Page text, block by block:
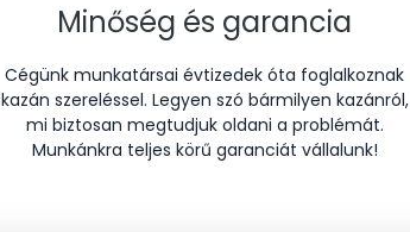
Minőség és garancia
Cégünk munkatársai évtizedek óta foglalkoznak
kazán szereléssel. Legyen szó bármilyen kazánról,
mi biztosan megtudjuk oldani a problémát.
Munkánkra teljes körű garanciát vállalunk!